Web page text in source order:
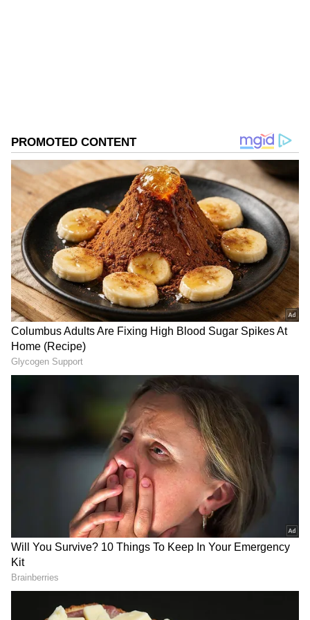
చక్ రాబిన్స్ మాట్లాడుతూ, ఖర్చులను తగ్గించుకోవడానికి
కంపెనీ ద్వారా తొలగింపులు జరగడం లేదు. కంపెనీని రీ
బ్యాలెన్స్ చేస్తున్నాం. ఎక్కువ పెట్టుబడులు పెట్టగల
రంగాలను పరిశీలిస్తున్నాం. కొత్త రంగంలో కంపెనీ
పెట్టుబ‌డులు పెట్ట‌డం ద్వారా చాలా మందికి ఉద్యోగాలు
వ‌స్తాయి. ఈ సంఖ్య ఉద్యోగాలు కోల్పోయిన ఉద్యోగుల
సంఖ్య కంటే కొంచెం తక్కువగా ఉంటుందని తెలిపారు.
DOWNLOAD APP
RECOMMENDED STORIES